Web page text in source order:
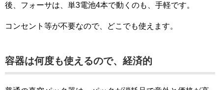
後、フォーサは、単3電池4本で動くのも、手軽です。
コンセント等が不要なので、どこでも使えます。
容器は何度も使えるので、経済的